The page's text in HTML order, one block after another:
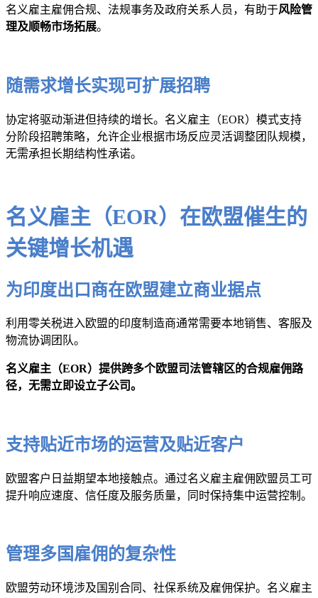
名义雇主雇佣合规、法规事务及政府关系人员，有助于风险管
理及顺畅市场拓展。
随需求增长实现可扩展招聘
协定将驱动渐进但持续的增长。名义雇主（EOR）模式支持
分阶段招聘策略，允许企业根据市场反应灵活调整团队规模，
无需承担长期结构性承诺。
名义雇主（EOR）在欧盟催生的
关键增长机遇
为印度出口商在欧盟建立商业据点
利用零关税进入欧盟的印度制造商通常需要本地销售、客服及
物流协调团队。
名义雇主（EOR）提供跨多个欧盟司法管辖区的合规雇佣路
径，无需立即设立子公司。
支持贴近市场的运营及贴近客户
欧盟客户日益期望本地接触点。通过名义雇主雇佣欧盟员工可
提升响应速度、信任度及服务质量，同时保持集中运营控制。
管理多国雇佣的复杂性
欧盟劳动环境涉及国别合同、社保系统及雇佣保护。名义雇主